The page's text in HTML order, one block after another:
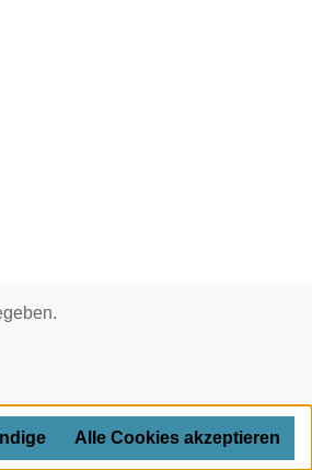
Alle Cookies akzeptieren